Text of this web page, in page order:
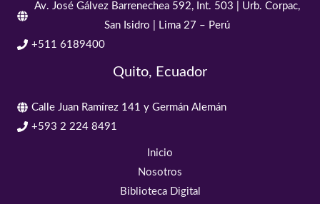
Av. José Gálvez Barrenechea 592, Int. 503 | Urb. Corpac,
San Isidro | Lima 27 – Perú
+511 6189400
Quito, Ecuador
Calle Juan Ramírez 141 y Germán Alemán
+593 2 224 8491
Inicio
Nosotros
Biblioteca Digital